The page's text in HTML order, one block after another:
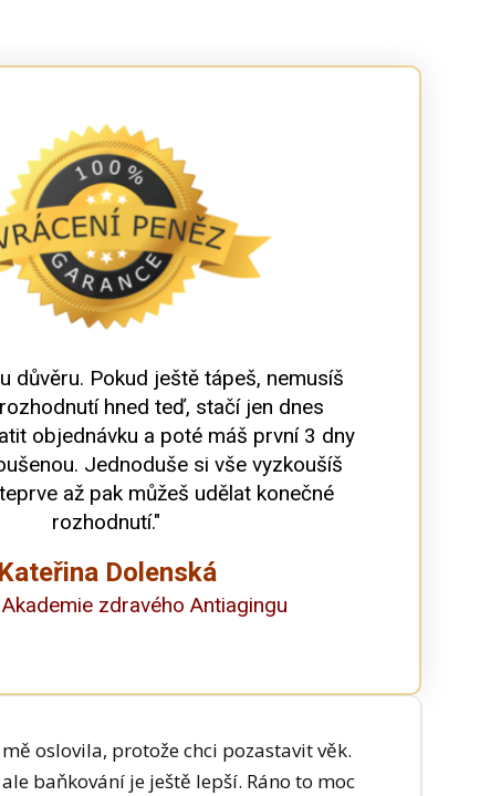
důvěru. Pokud ještě tápeš, nemusíš
hned teď, stačí jen dnes
objednávku a poté máš první 3 dny
Jednoduše si vše vyzkoušíš
až pak můžeš udělat konečné
rozhodnutí."
Kateřina Dolenská
Akademie zdravého Antiagingu
oslovila, protože chci pozastavit věk.
baňkování je ještě lepší. Ráno to moc